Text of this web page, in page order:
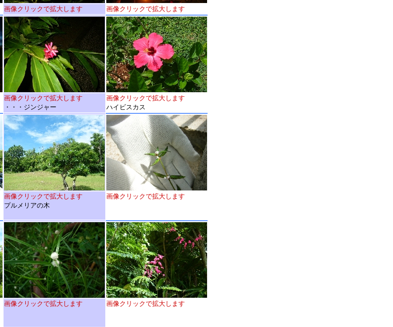
画像クリックで拡大します 画像クリックで拡大します
画像クリックで拡大します
・・・ジンジャー
画像クリックで拡大します
ハイビスカス
画像クリックで拡大します
プルメリアの木
画像クリックで拡大します
画像クリックで拡大します 画像クリックで拡大します